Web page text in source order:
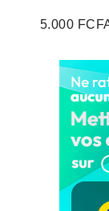
5.000